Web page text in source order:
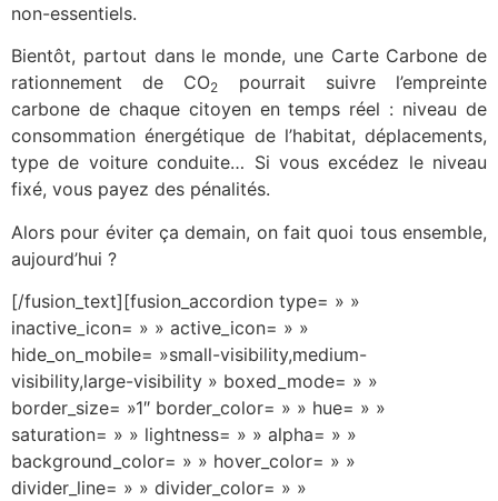
non-essentiels.
Bientôt, partout dans le monde, une Carte Carbone de
rationnement de CO2
pourrait suivre l’empreinte
carbone de chaque citoyen en temps réel : niveau de
consommation énergétique de l’habitat, déplacements,
type de voiture conduite… Si vous excédez le niveau
fixé, vous payez des pénalités.
Alors pour éviter ça demain, on fait quoi tous ensemble,
aujourd’hui ?
[/fusion_text][fusion_accordion type= » »
inactive_icon= » » active_icon= » »
hide_on_mobile= »small-visibility,medium-
visibility,large-visibility » boxed_mode= » »
border_size= »1″ border_color= » » hue= » »
saturation= » » lightness= » » alpha= » »
background_color= » » hover_color= » »
divider_line= » » divider_color= » »